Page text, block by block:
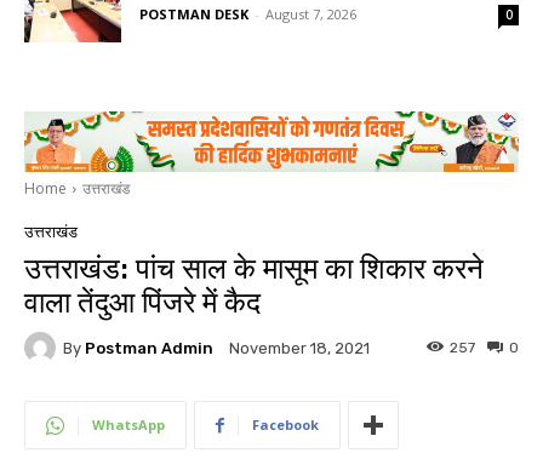
POSTMAN DESK - August 7, 2026 0